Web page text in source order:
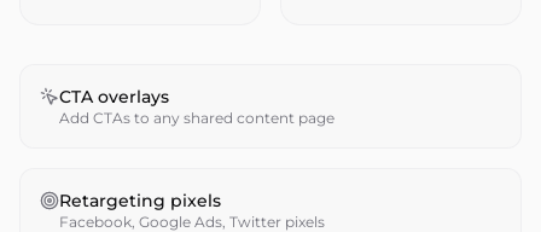
CTA overlays
Add CTAs to any shared content page
Retargeting pixels
Facebook, Google Ads, Twitter pixels